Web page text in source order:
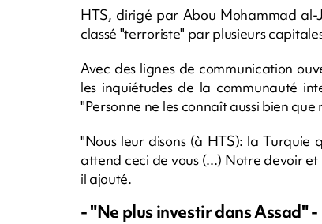
HTS, dirigé par Abou Mohammad
classé "terroriste" par plusieurs
Avec des lignes de communication
les inquiétudes de la communauté
"Personne ne les connaît aussi bien que
"Nous leur disons (à HTS): la Turquie
attend ceci de vous (...) Notre devoir
il ajouté.
- "Ne plus investir dans Assad" -